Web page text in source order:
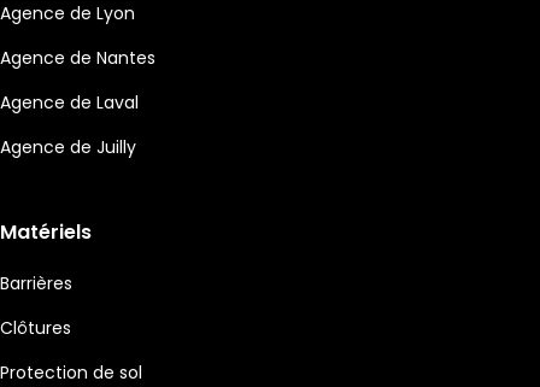
Agence de Lyon
Agence de Nantes
Agence de Laval
Agence de Juilly
Matériels
Barrières
Clôtures
Protection de sol